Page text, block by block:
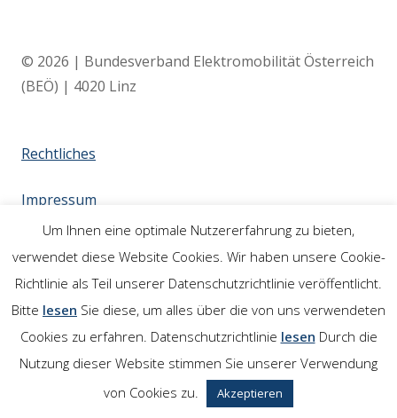
© 2026 | Bundesverband Elektromobilität Österreich
(BEÖ) | 4020 Linz
Rechtliches
Impressum
Um Ihnen eine optimale Nutzererfahrung zu bieten,
verwendet diese Website Cookies. Wir haben unsere Cookie-
Richtlinie als Teil unserer Datenschutzrichtlinie veröffentlicht.
Bitte lesen Sie diese, um alles über die von uns verwendeten
Cookies zu erfahren. Datenschutzrichtlinie lesen Durch die
Nutzung dieser Website stimmen Sie unserer Verwendung
von Cookies zu.
Akzeptieren